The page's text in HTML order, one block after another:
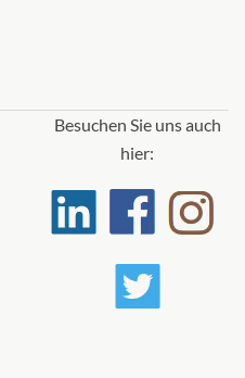
Besuchen Sie uns auch
hier: